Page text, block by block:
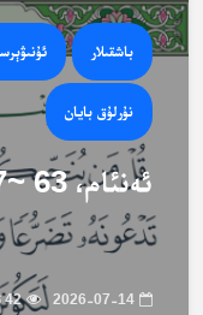
باشقىلار
نۇرلۇق بايان
ئەنئام، 63 ~67 – ئايەتلەرنىڭ...
2026-07-14 42 قېتىم كۆرۈلدى